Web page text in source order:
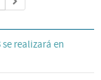
se realizará en